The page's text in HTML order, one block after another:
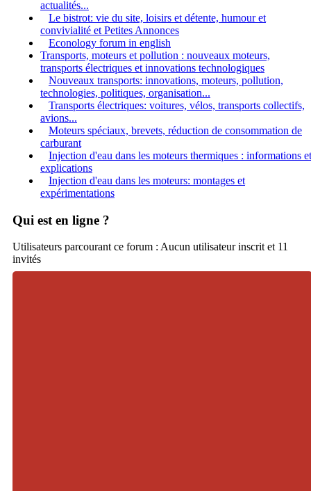
actualités...
Le bistrot: vie du site, loisirs et détente, humour et
convivialité et Petites Annonces
Econology forum in english
Transports, moteurs et pollution : nouveaux moteurs,
transports électriques et innovations technologiques
Nouveaux transports: innovations, moteurs, pollution,
technologies, politiques, organisation...
Transports électriques: voitures, vélos, transports collectifs,
avions...
Moteurs spéciaux, brevets, réduction de consommation de
carburant
Injection d'eau dans les moteurs thermiques : informations et
explications
Injection d'eau dans les moteurs: montages et
expérimentations
Qui est en ligne ?
Utilisateurs parcourant ce forum : Aucun utilisateur inscrit et 11
invités